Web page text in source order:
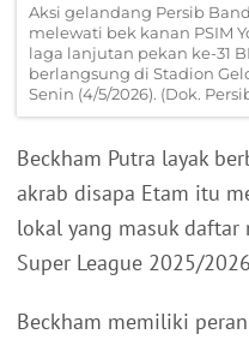
Aksi gelandang Persib
melewati bek kanan PSIM
laga lanjutan pekan ke-31
berlangsung di Stadion
Senin (4/5/2026). (Dok.
Beckham Putra layak
akrab disapa Etam itu
lokal yang masuk
Super League 2025/
Beckham memiliki